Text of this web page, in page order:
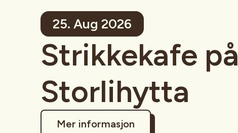
25. Aug 2026
Strikkekafe på
Storlihytta
Mer informasjon